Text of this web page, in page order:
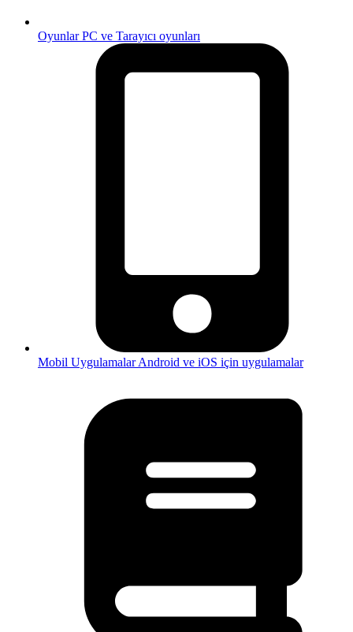
OyunlarPC ve Tarayıcı oyunları
Mobil UygulamalarAndroid ve iOS için uygulamalar